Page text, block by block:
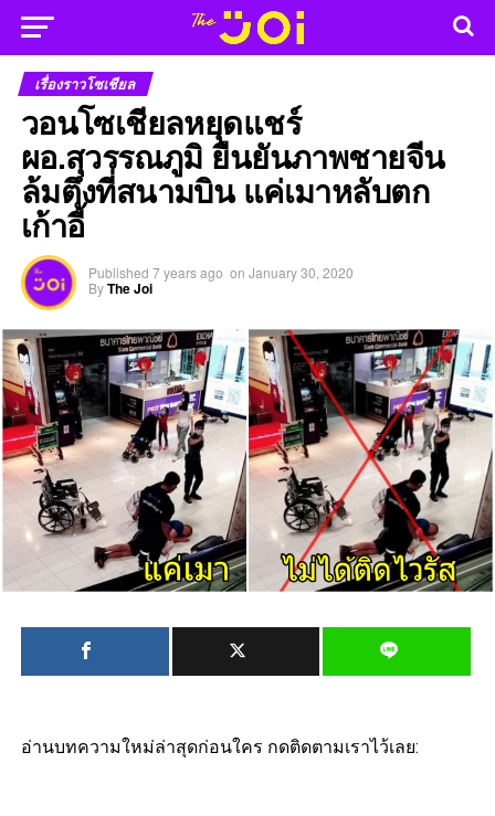
เรื่องราวโซเชียล
วอนโซเชียลหยุดแชร์
ผอ.สุวรรณภูมิ ยืนยันภาพชายจีน
ล้มตึงที่สนามบิน แค่เมาหลับตก
เก้าอี้
Published 7 years ago on January 30, 2020
ByThe Joi
อ่านบทความใหม่ล่าสุดก่อนใคร กดติดตามเราไว้เลย: